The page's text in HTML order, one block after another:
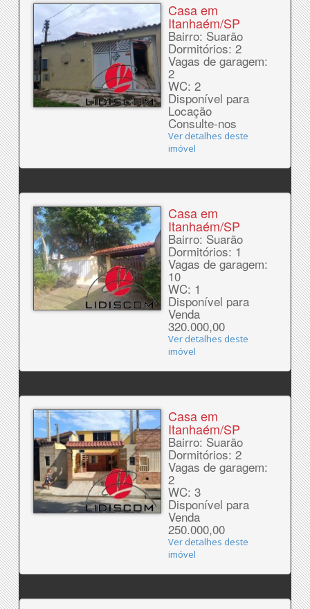
Casa em
Itanhaém/SP
Bairro: Suarão
Dormitórios: 2
Vagas de garagem:
2
WC: 2
Disponível para
Locação
Consulte-nos
Ver detalhes deste
imóvel
Casa em
Itanhaém/SP
Bairro: Suarão
Dormitórios: 1
Vagas de garagem:
10
WC: 1
Disponível para
Venda
320.000,00
Ver detalhes deste
imóvel
Casa em
Itanhaém/SP
Bairro: Suarão
Dormitórios: 2
Vagas de garagem:
2
WC: 3
Disponível para
Venda
250.000,00
Ver detalhes deste
imóvel